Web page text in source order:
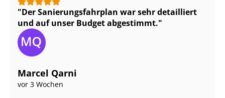
Der Sa­nie­rungs­fahr­plan war sehr detailliert
und auf unser Budget abgestimmt.
Marcel Qarni
vor 3 Wochen